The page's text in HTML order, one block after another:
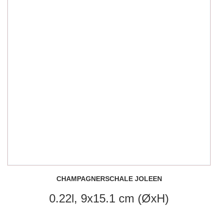
CHAMPAGNERSCHALE JOLEEN
0.22l, 9x15.1 cm (ØxH)